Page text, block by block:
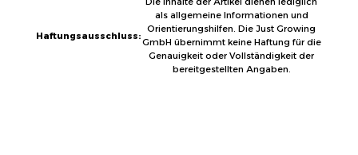
Haftungsausschluss:
als allgemeine Informationen und
Orientierungshilfen. Die Just Growing
GmbH übernimmt keine Haftung für die
Genauigkeit oder Vollständigkeit der
bereitgestellten Angaben.